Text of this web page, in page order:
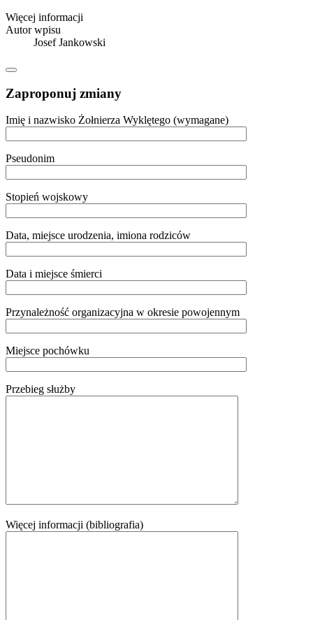
Więcej informacji
Autor wpisu
Josef Jankowski
Zaproponuj zmiany
Imię i nazwisko Żołnierza Wyklętego (wymagane)
Pseudonim
Stopień wojskowy
Data, miejsce urodzenia, imiona rodziców
Data i miejsce śmierci
Przynależność organizacyjna w okresie powojennym
Miejsce pochówku
Przebieg służby
Więcej informacji (bibliografia)